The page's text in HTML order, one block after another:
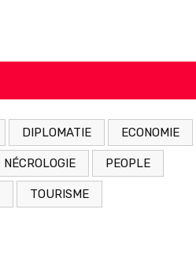
DIPLOMATIE ECONOMIE
NÉCROLOGIE PEOPLE
TOURISME